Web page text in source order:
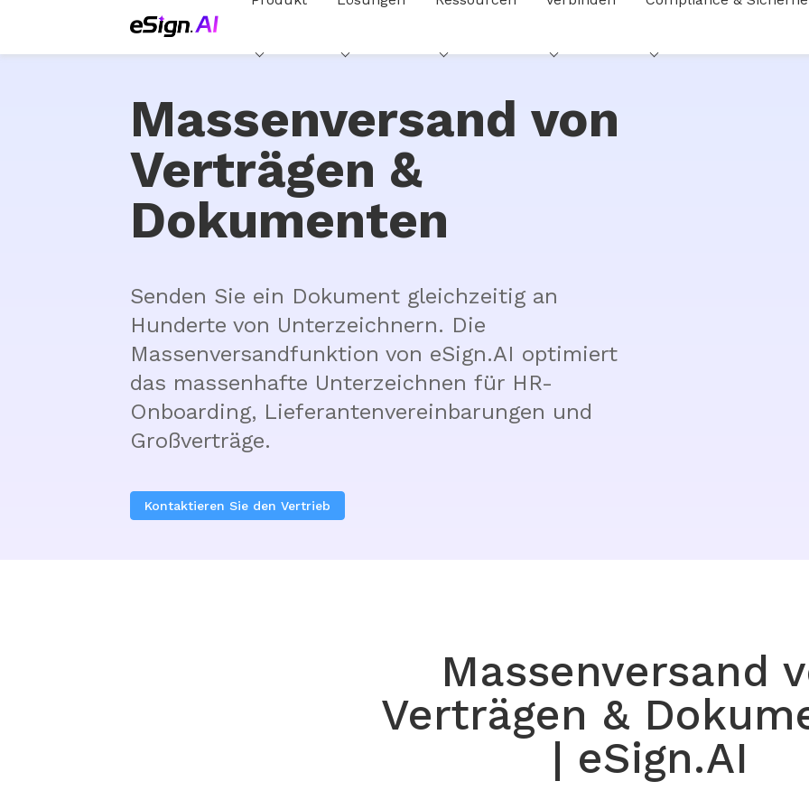
Massenversand von
Verträgen &
Dokumenten
Senden Sie ein Dokument gleichzeitig an
Hunderte von Unterzeichnern. Die
Massenversandfunktion von eSign.AI optimiert
das massenhafte Unterzeichnen für HR-
Onboarding, Lieferantenvereinbarungen und
Großverträge.
Kontaktieren Sie den Vertrieb
Massenversand
Verträgen &
| eSign.AI